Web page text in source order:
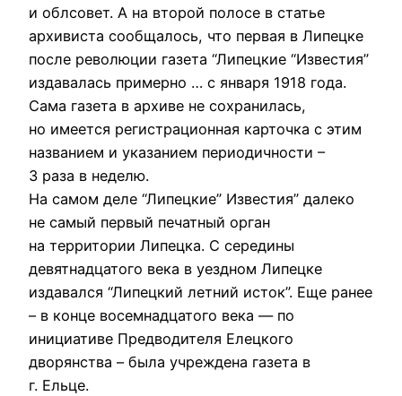
и облсовет. А на второй полосе в статье
архивиста сообщалось, что первая в Липецке
после революции газета “Липецкие “Известия”
издавалась примерно … с января 1918 года.
Сама газета в архиве не сохранилась,
но имеется регистрационная карточка с этим
названием и указанием периодичности –
3 раза в неделю.
На самом деле “Липецкие” Известия” далеко
не самый первый печатный орган
на территории Липецка. С середины
девятнадцатого века в уездном Липецке
издавался “Липецкий летний исток”. Еще ранее
– в конце восемнадцатого века — по
инициативе Предводителя Елецкого
дворянства – была учреждена газета в
г. Ельце.